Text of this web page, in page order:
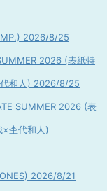
2026/8/25
2026 (表紙特
和人) 2026/8/25
SUMMER 2026 (表
×杢代和人)
2026/8/21